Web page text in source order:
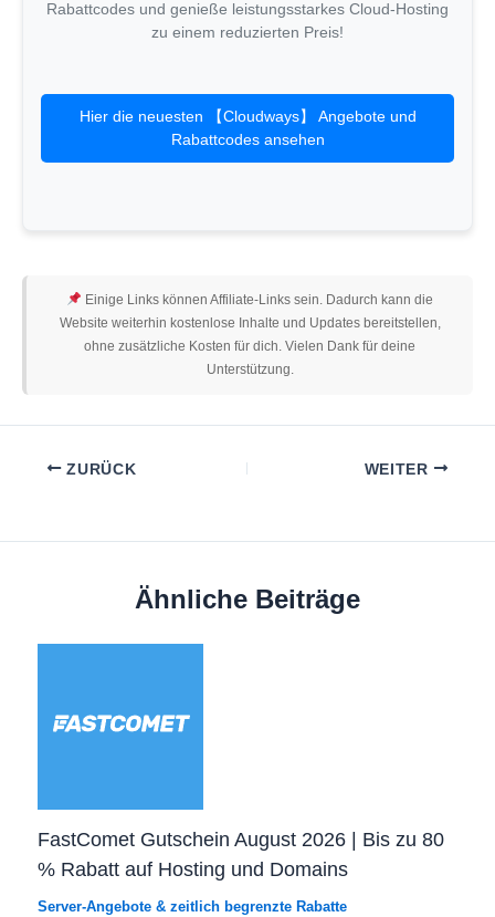
Rabattcodes und genieße leistungsstarkes Cloud-Hosting
zu einem reduzierten Preis!
Hier die neuesten 【Cloudways】 Angebote und
Rabattcodes ansehen
Einige Links können Affiliate-Links sein. Dadurch kann die
Website weiterhin kostenlose Inhalte und Updates bereitstellen,
ohne zusätzliche Kosten für dich. Vielen Dank für deine
Unterstützung.
ZURÜCK WEITER
Ähnliche Beiträge
FastComet Gutschein August 2026 | Bis zu 80
% Rabatt auf Hosting und Domains
Server-Angebote & zeitlich begrenzte Rabatte